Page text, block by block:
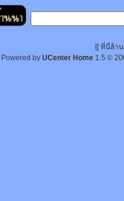
[[ ที่นี่ล้า
Powered by UCenter Home 1.5 ©